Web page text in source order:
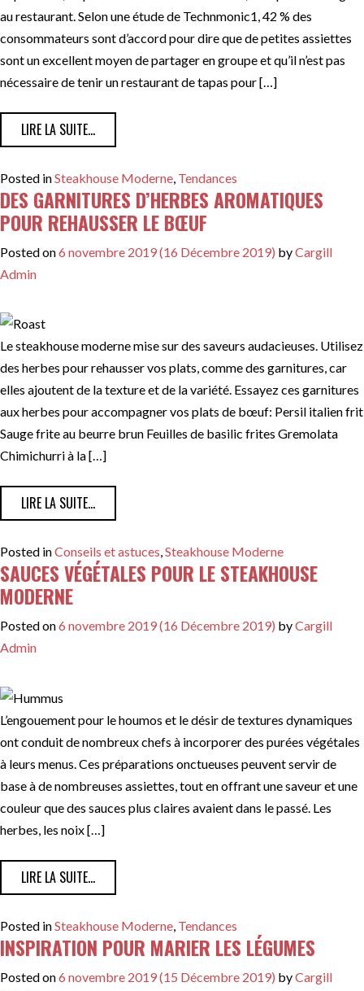
au restaurant. Selon une étude de Technmonic1, 42 % des
consommateurs sont d’accord pour dire que de petites assiettes
sont un excellent moyen de partager en groupe et qu’il n’est pas
nécessaire de tenir un restaurant de tapas pour […]
LIRE LA SUITE…
Posted inSteakhouse Moderne Tendances
DES GARNITURES D’HERBES AROMATIQUES
POUR REHAUSSER LE BŒUF
Posted on6 novembre 2019(16 Décembre 2019) byCargill
Admin
Le steakhouse moderne mise sur des saveurs audacieuses. Utilisez
des herbes pour rehausser vos plats, comme des garnitures, car
elles ajoutent de la texture et de la variété. Essayez ces garnitures
aux herbes pour accompagner vos plats de bœuf: Persil italien frit
Sauge frite au beurre brun Feuilles de basilic frites Gremolata
Chimichurri à la […]
LIRE LA SUITE…FROM DES GARNITURES D’HERBES AROMATIQUES
Posted inConseils et astuces,Steakhouse Moderne
SAUCES VÉGÉTALES POUR LE STEAKHOUSE
MODERNE
Posted on6 novembre 2019(16 Décembre 2019) byCargill
Admin
L’engouement pour le houmos et le désir de textures dynamiques
ont conduit de nombreux chefs à incorporer des purées végétales
à leurs menus. Ces préparations onctueuses peuvent servir de
base à de nombreuses assiettes, tout en offrant une saveur et une
couleur que des sauces plus claires avaient dans le passé. Les
herbes, les noix […]
LIRE LA SUITE…
Posted inSteakhouse Moderne Tendances
INSPIRATION POUR MARIER LES LÉGUMES
Posted on6 novembre 2019(15 Décembre 2019) byCargill